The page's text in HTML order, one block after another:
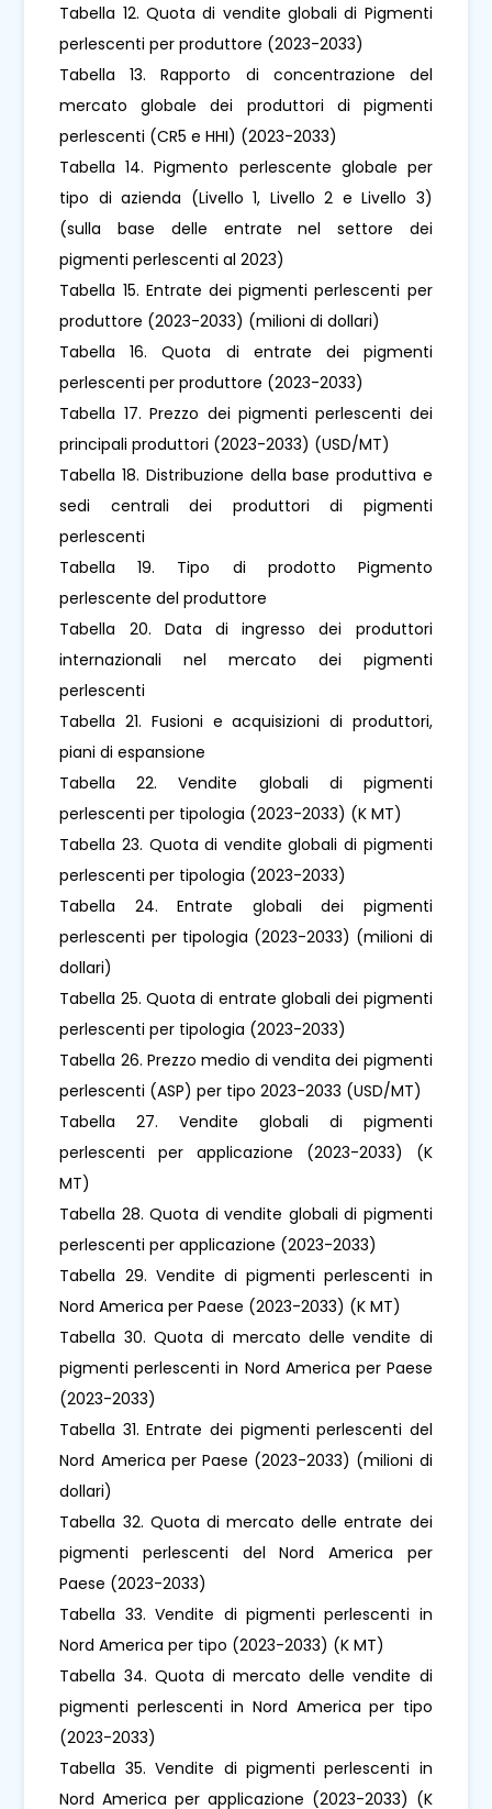
Tabella 12. Quota di vendite globali di Pigmenti
perlescenti per produttore (2023-2033)
Tabella 13. Rapporto di concentrazione del
mercato globale dei produttori di pigmenti
perlescenti (CR5 e HHI) (2023-2033)
Tabella 14. Pigmento perlescente globale per
tipo di azienda (Livello 1, Livello 2 e Livello 3)
(sulla base delle entrate nel settore dei
pigmenti perlescenti al 2023)
Tabella 15. Entrate dei pigmenti perlescenti per
produttore (2023-2033) (milioni di dollari)
Tabella 16. Quota di entrate dei pigmenti
perlescenti per produttore (2023-2033)
Tabella 17. Prezzo dei pigmenti perlescenti dei
principali produttori (2023-2033) (USD/MT)
Tabella 18. Distribuzione della base produttiva e
sedi centrali dei produttori di pigmenti
perlescenti
Tabella 19. Tipo di prodotto Pigmento
perlescente del produttore
Tabella 20. Data di ingresso dei produttori
internazionali nel mercato dei pigmenti
perlescenti
Tabella 21. Fusioni e acquisizioni di produttori,
piani di espansione
Tabella 22. Vendite globali di pigmenti
perlescenti per tipologia (2023-2033) (K MT)
Tabella 23. Quota di vendite globali di pigmenti
perlescenti per tipologia (2023-2033)
Tabella 24. Entrate globali dei pigmenti
perlescenti per tipologia (2023-2033) (milioni di
dollari)
Tabella 25. Quota di entrate globali dei pigmenti
perlescenti per tipologia (2023-2033)
Tabella 26. Prezzo medio di vendita dei pigmenti
perlescenti (ASP) per tipo 2023-2033 (USD/MT)
Tabella 27. Vendite globali di pigmenti
perlescenti per applicazione (2023-2033) (K
MT)
Tabella 28. Quota di vendite globali di pigmenti
perlescenti per applicazione (2023-2033)
Tabella 29. Vendite di pigmenti perlescenti in
Nord America per Paese (2023-2033) (K MT)
Tabella 30. Quota di mercato delle vendite di
pigmenti perlescenti in Nord America per Paese
(2023-2033)
Tabella 31. Entrate dei pigmenti perlescenti del
Nord America per Paese (2023-2033) (milioni di
dollari)
Tabella 32. Quota di mercato delle entrate dei
pigmenti perlescenti del Nord America per
Paese (2023-2033)
Tabella 33. Vendite di pigmenti perlescenti in
Nord America per tipo (2023-2033) (K MT)
Tabella 34. Quota di mercato delle vendite di
pigmenti perlescenti in Nord America per tipo
(2023-2033)
Tabella 35. Vendite di pigmenti perlescenti in
Nord America per applicazione (2023-2033) (K